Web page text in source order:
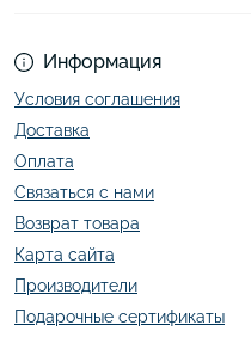
Информация
Условия соглашения
Доставка
Оплата
Связаться с нами
Возврат товара
Карта сайта
Производители
Подарочные сертификаты